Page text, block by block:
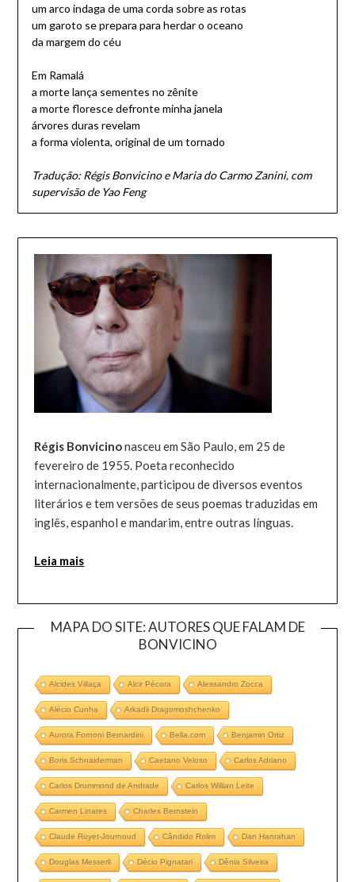
um arco indaga de uma corda sobre as rotas
um garoto se prepara para herdar o oceano
da margem do céu
Em Ramalá
a morte lança sementes no zênite
a morte floresce defronte minha janela
árvores duras revelam
a forma violenta, original de um tornado
Tradução: Régis Bonvicino e Maria do Carmo Zanini, com
supervisão de Yao Feng
Régis Bonvicinonasceu em São Paulo, em 25 de
fevereiro de 1955. Poeta reconhecido
internacionalmente, participou de diversos eventos
literários e tem versões de seus poemas traduzidas em
inglês, espanhol e mandarim, entre outras línguas.
Leia mais
MAPA DO SITE: AUTORES QUE FALAM DE
BONVICINO
Alcides Villaça Alcir Pécora Alessandro Zocca
Alécio Cunha Arkadii Dragomoshchenko
Aurora Fornoni Bernardini Bella.com Benjamin Ortiz
Boris Schnaiderman Caetano Veloso Carlos Adriano
Carlos Drummond de Andrade Carlos Willian Leite
Carmen Linares Charles Bernstein
Claude Royet-Journoud Cândido Rolim Dan Hanrahan
Douglas Messerli Décio Pignatari Dênia Silveira